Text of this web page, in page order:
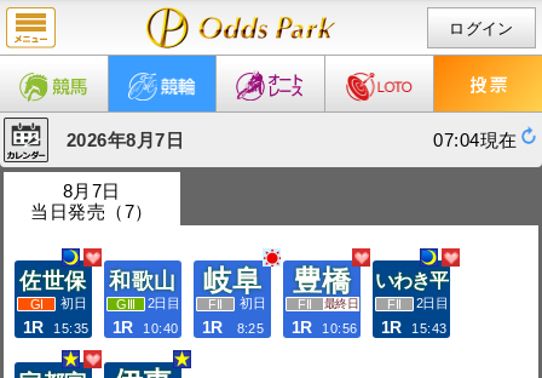
ログイン
2026年8月7日 07:04現在
8月7日
当日発売（7）
佐世保
初日
1R 15:35
和歌山
2日目
1R 10:40
岐阜
初日
1R 8:25
豊橋
最終日
1R 10:56
いわき平
2日目
1R 15:43